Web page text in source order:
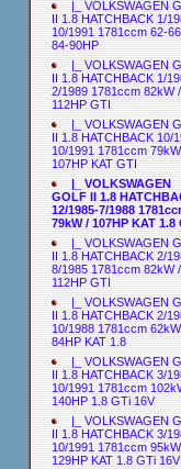
|_ VOLKSWAGEN
II 1.8 HATCHBACK 1/
10/1991 1781ccm 62-
84-90HP
|_ VOLKSWAGEN
II 1.8 HATCHBACK 1/
2/1989 1781ccm 82kW /
112HP GTI
|_ VOLKSWAGEN
II 1.8 HATCHBACK 10/
10/1991 1781ccm
107HP KAT GTI
|_ VOLKSWAGEN
GOLF II 1.8
12/1985-7/1988
79kW / 107HP KAT 1.8
|_ VOLKSWAGEN
II 1.8 HATCHBACK 2/
8/1985 1781ccm 82kW /
112HP GTI
|_ VOLKSWAGEN
II 1.8 HATCHBACK 2/
10/1988 1781ccm
84HP KAT 1.8
|_ VOLKSWAGEN
II 1.8 HATCHBACK 3/
10/1991 1781ccm
140HP 1.8 GTi 16V
|_ VOLKSWAGEN
II 1.8 HATCHBACK 3/
10/1991 1781ccm
129HP KAT 1.8 GTi 16V